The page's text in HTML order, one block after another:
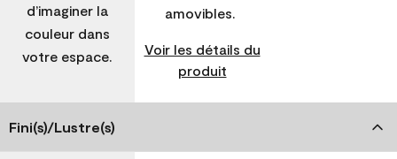
d’imaginer la
couleur dans
votre espace.
amovibles.
Voir les détails du
produit
Fini(s)/Lustre(s)